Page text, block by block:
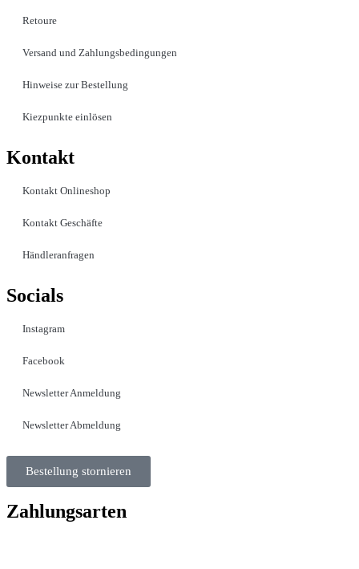
Retoure
Versand und Zahlungsbedingungen
Hinweise zur Bestellung
Kiezpunkte einlösen
Kontakt​
Kontakt Onlineshop
Kontakt Geschäfte
Händleranfragen
Socials
Instagram
Facebook
Newsletter Anmeldung
Newsletter Abmeldung
Bestellung stornieren
Zahlungsarten